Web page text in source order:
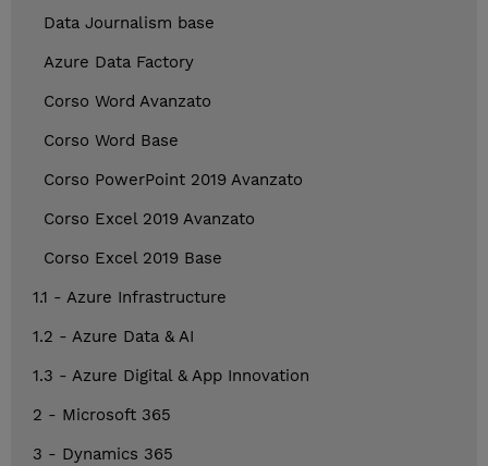
Data Journalism base
Azure Data Factory
Corso Word Avanzato
Corso Word Base
Corso PowerPoint 2019 Avanzato
Corso Excel 2019 Avanzato
Corso Excel 2019 Base
1.1 - Azure Infrastructure
1.2 - Azure Data & AI
1.3 - Azure Digital & App Innovation
2 - Microsoft 365
3 - Dynamics 365